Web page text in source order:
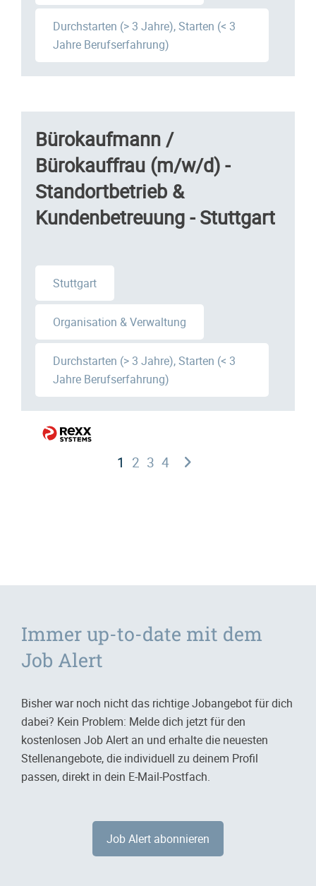
Durchstarten (> 3 Jahre), Starten (< 3
Jahre Berufserfahrung)
Bürokaufmann /
Bürokauffrau (m/w/d) -
Standortbetrieb &
Kundenbetreuung - Stuttgart
Stuttgart
Organisation & Verwaltung
Durchstarten (> 3 Jahre), Starten (< 3
Jahre Berufserfahrung)
1 2 3 4
Immer up-to-date mit dem
Job Alert
Bisher war noch nicht das richtige Jobangebot für dich
dabei? Kein Problem: Melde dich jetzt für den
kostenlosen Job Alert an und erhalte die neuesten
Stellenangebote, die individuell zu deinem Profil
passen, direkt in dein E-Mail-Postfach.
Job Alert abonnieren